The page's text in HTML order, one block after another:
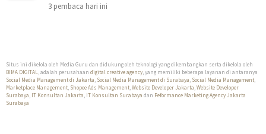
3 pembaca hari ini
Situs ini dikelola oleh Media Guru dan didukung oleh teknologi yang dikembangkan serta dikelola oleh
BIMA DIGITAL
, adalah perusahaan digital creative agency , yang memiliki beberapa layanan di antaranya
Social Media Management di Jakarta Social Media Management di Surabaya Social Media Management
Marketplace Management Shopee Ads Management Website Developer Jakarta Website Developer
Surabaya IT Konsultan Jakarta IT Konsultan Surabaya dan Peformance Marketing Agency Jakarta
Surabaya